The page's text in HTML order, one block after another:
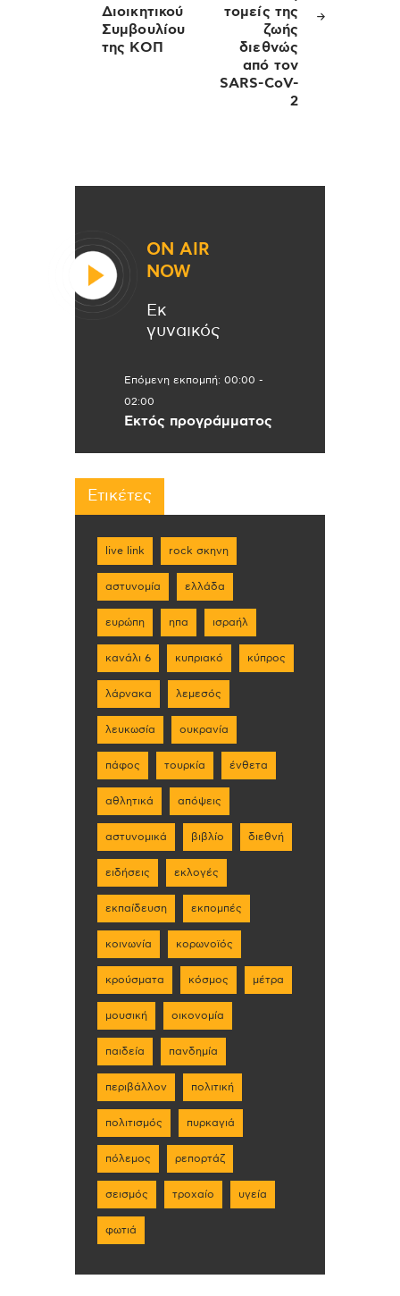
Διοικητικού
Συμβουλίου
της ΚΟΠ
τομείς της
ζωής
διεθνώς
από τον
SARS-CoV-
2
ON AIR
NOW
Εκ
γυναικός
Επόμενη εκπομπή: 00:00 -
02:00
Εκτός προγράμματος
Ετικέτες
live link rock σκηνη
αστυνομία ελλάδα
ευρώπη ηπα ισραήλ
κανάλι 6 κυπριακό κύπρος
λάρνακα λεμεσός
λευκωσία ουκρανία
πάφος τουρκία ένθετα
αθλητικά απόψεις
αστυνομικά βιβλίο διεθνή
ειδήσεις εκλογές
εκπαίδευση εκπομπές
κοινωνία κορωνοϊός
κρούσματα κόσμος μέτρα
μουσική οικονομία
παιδεία πανδημία
περιβάλλον πολιτική
πολιτισμός πυρκαγιά
πόλεμος ρεπορτάζ
σεισμός τροχαίο υγεία
φωτιά